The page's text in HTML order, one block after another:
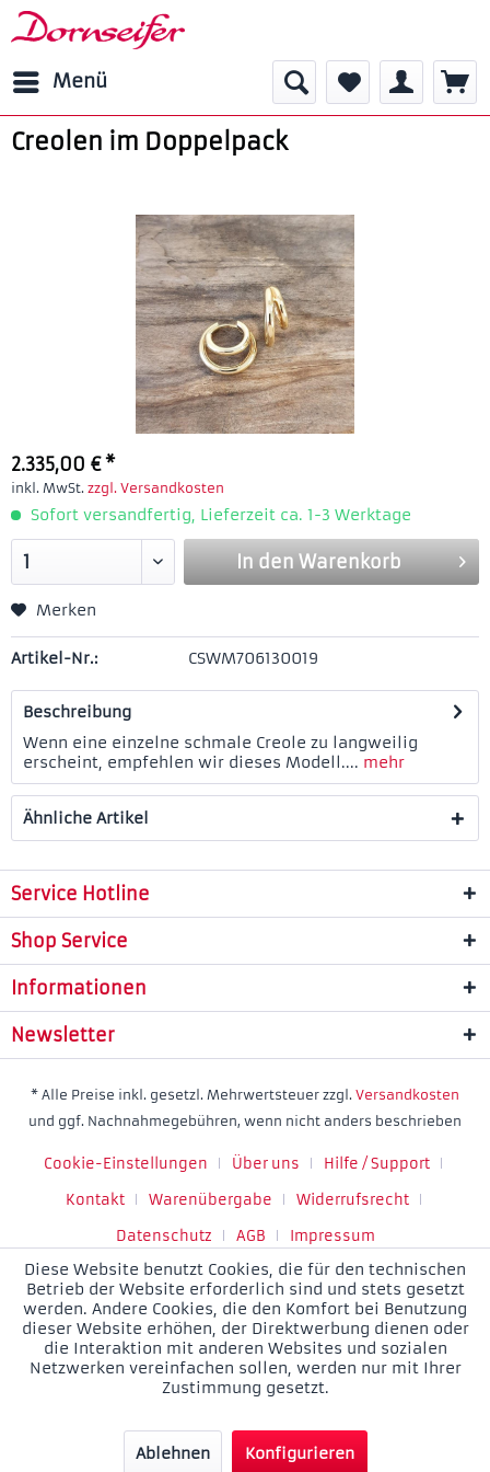
Menü
Creolen im Doppelpack
2.335,00 € *
inkl. MwSt. zzgl. Versandkosten
Sofort versandfertig, Lieferzeit ca. 1-3 Werktage
In den Warenkorb
Merken
Artikel-Nr.: CSWM706130019
Beschreibung
Wenn eine einzelne schmale Creole zu langweilig
erscheint, empfehlen wir dieses Modell.... mehr
Ähnliche Artikel
Service Hotline
Shop Service
Informationen
Newsletter
* Alle Preise inkl. gesetzl. Mehrwertsteuer zzgl. Versandkosten
und ggf. Nachnahmegebühren, wenn nicht anders beschrieben
Cookie-Einstellungen Über uns
Hilfe / Support
Kontakt
Warenübergabe
Widerrufsrecht
Datenschutz
AGB Impressum
Diese Website benutzt Cookies, die für den technischen
Betrieb der Website erforderlich sind und stets gesetzt
werden. Andere Cookies, die den Komfort bei Benutzung
dieser Website erhöhen, der Direktwerbung dienen oder
die Interaktion mit anderen Websites und sozialen
Netzwerken vereinfachen sollen, werden nur mit Ihrer
Zustimmung gesetzt.
Ablehnen Konfigurieren